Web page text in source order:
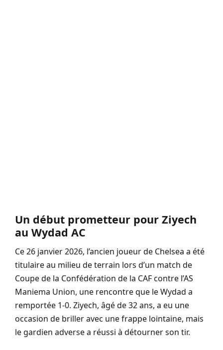
Un début prometteur pour Ziyech
au Wydad AC
Ce 26 janvier 2026, l’ancien joueur de Chelsea a été
titulaire au milieu de terrain lors d’un match de
Coupe de la Confédération de la CAF contre l’AS
Maniema Union, une rencontre que le Wydad a
remportée 1-0. Ziyech, âgé de 32 ans, a eu une
occasion de briller avec une frappe lointaine, mais
le gardien adverse a réussi à détourner son tir.